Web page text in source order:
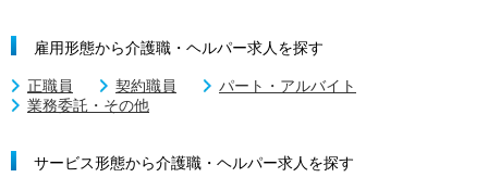
雇用形態から介護職・ヘルパー求人を探す
正職員 契約職員
パート・アルバイト
業務委託・その他
サービス形態から介護職・ヘルパー求人を探す